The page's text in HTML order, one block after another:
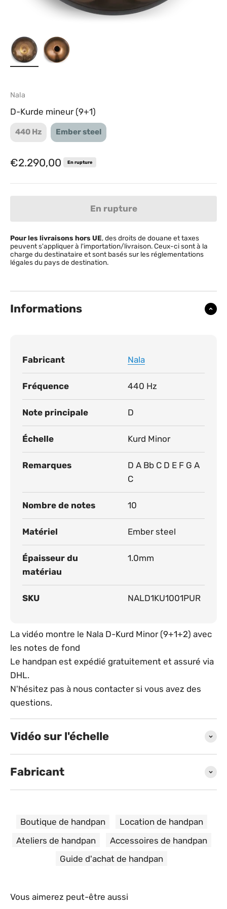
Nala
D-Kurde mineur (9+1)
440 Hz Ember steel
Prix de vente
€2.290,00 En rupture
En rupture
Pour les livraisons hors UE, des droits de douane et taxes
peuvent s'appliquer à l'importation/livraison. Ceux-ci sont à la
charge du destinataire et sont basés sur les réglementations
légales du pays de destination.
Informations
Fabricant Nala
Fréquence 440 Hz
Note principale D
Échelle Kurd Minor
Remarques
D A Bb C D E F G A
C
Nombre de notes 10
Matériel Ember steel
Épaisseur du
matériau
1.0mm
SKU NALD1KU1001PUR
La vidéo montre le Nala D-Kurd Minor (9+1+2) avec
les notes de fond
Le handpan est expédié gratuitement et assuré via
DHL.
N'hésitez pas à nous contacter si vous avez des
questions.
Vidéo sur l'échelle
Veuillez utiliser des écouteurs pour une
meilleure qualité sonore.
Fabricant
Roumanie
Nous sommes Nala. Tout a commencé comme le
maintenant une équipe, des amis, des collègues,
Boutique de handpan
Location de handpan
Ateliers de handpan
Accessoires de handpan
Guide d'achat de handpan